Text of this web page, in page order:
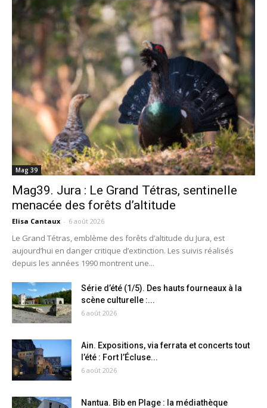
Mag 39
Mag39. Jura : Le Grand Tétras, sentinelle
menacée des forêts d’altitude
Elisa Cantaux - 6 août 2026
Le Grand Tétras, emblème des forêts d’altitude du Jura, est
aujourd’hui en danger critique d’extinction. Les suivis réalisés
depuis les années 1990 montrent une...
Série d’été (1/5). Des hauts fourneaux à la
scène culturelle :...
6 août 2026
Ain. Expositions, via ferrata et concerts tout
l’été : Fort l’Écluse...
6 août 2026
Nantua. Bib en Plage : la médiathèque